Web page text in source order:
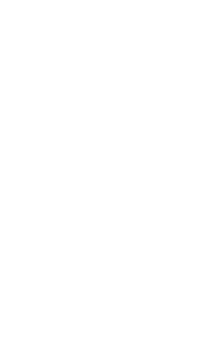
を徹底。安心感と清潔